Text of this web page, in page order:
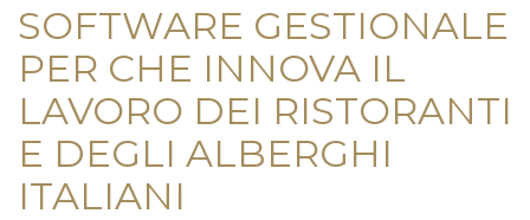
SOFTWARE GESTIONALE
PER CHE INNOVA IL
LAVORO DEI RISTORANTI
E DEGLI ALBERGHI
ITALIANI